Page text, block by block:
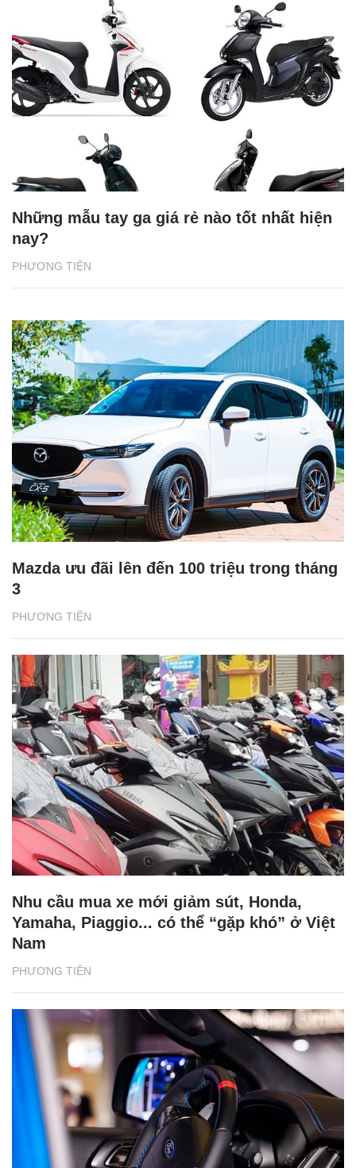
PHƯƠNG TIỆN
Những mẫu tay ga giá rẻ nào tốt nhất hiện
nay?
PHƯƠNG TIỆN
Mazda ưu đãi lên đến 100 triệu trong tháng
3
PHƯƠNG TIỆN
Nhu cầu mua xe mới giảm sút, Honda,
Yamaha, Piaggio... có thể “gặp khó” ở Việt
Nam